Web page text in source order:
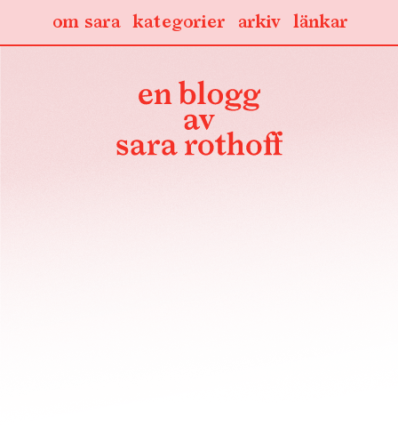
länkar
arkiv
kategorier
om sara